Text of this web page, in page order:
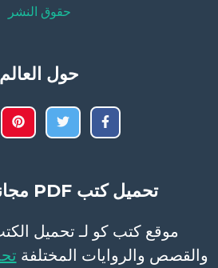
حقوق النشر
حول العالم
تحميل كتب PDF مجانا – كتب كو
والقصص والروايات المختلفة